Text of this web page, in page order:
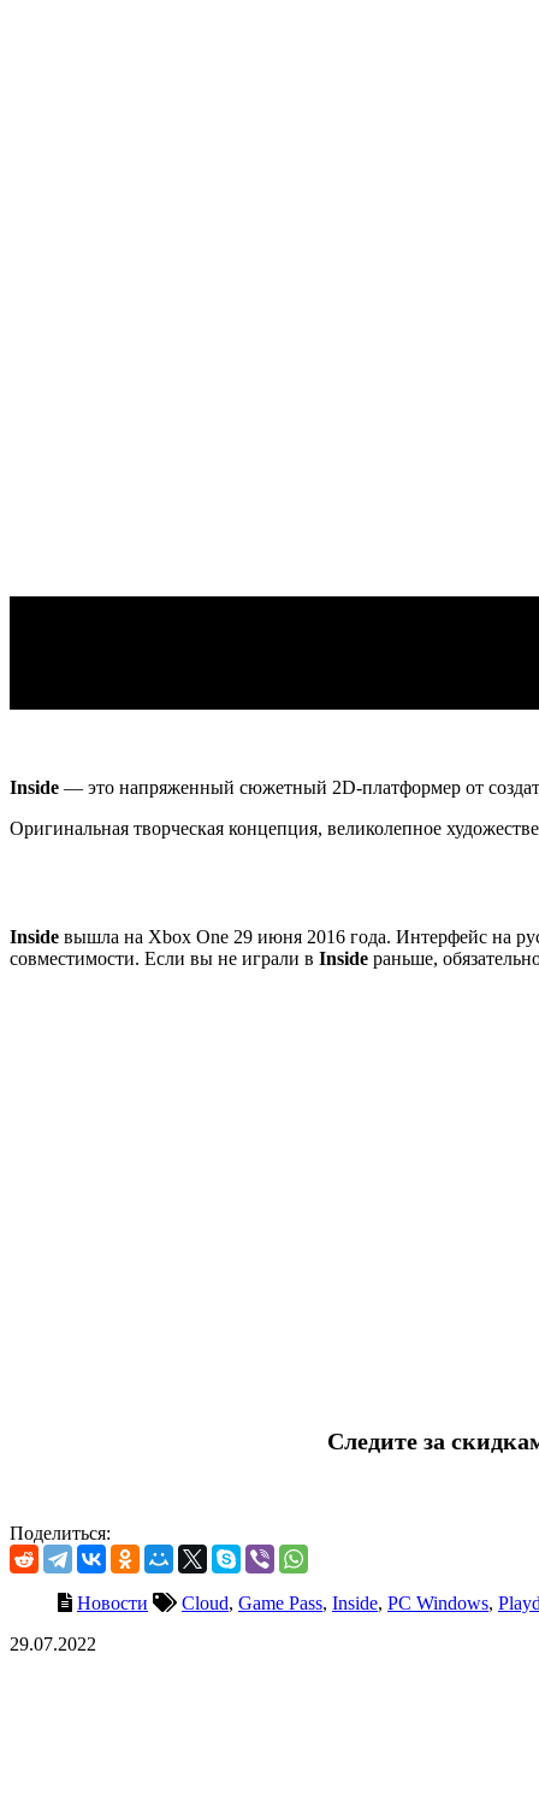
Inside — это напряженный сюжетный 2D-платформер от
Оригинальная творческая концепция, великолепное
Inside вышла на Xbox One 29 июня 2016 года. Интерфейс на
совместимости. Если вы не играли в Inside раньше,
Следите за
Поделиться:
Новости Cloud, Game Pass, Inside, PC Windows,
29.07.2022